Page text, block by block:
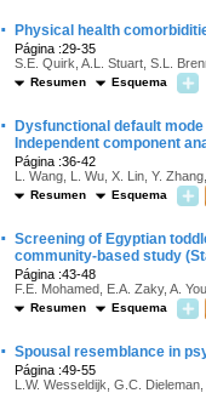
· Physical health
Página :29-35
S.E. Quirk, A.L. Stuart, S.L.
Resumen Esquema
·
Dysfunctional default
Independent component
Página :36-42
L. Wang, L. Wu, X. Lin, Y.
Resumen Esquema
· Screening of Egyptian
community-based study
Página :43-48
F.E. Mohamed, E.A. Zaky, A.
Resumen Esquema
· Spousal resemblance in
Página :49-55
L.W. Wesseldijk, G.C.